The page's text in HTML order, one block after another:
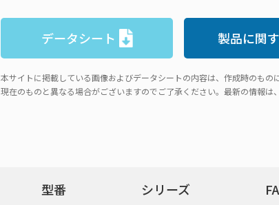
データシート 製品に関
本サイトに掲載している画像およびデータシートの内容は、作成時のもの
現在のものと異なる場合がございますのでご了承ください。最新の情報は
型番 シリーズ